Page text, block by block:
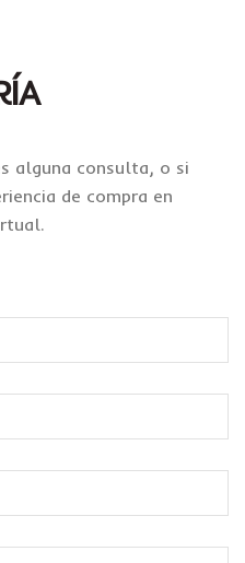
alguna consulta, o si
de compra en